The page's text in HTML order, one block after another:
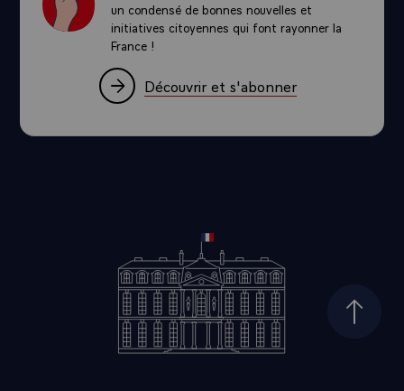
un condensé de bonnes nouvelles et
initiatives citoyennes qui font rayonner la
France !
Découvrir et s'abonner
Haut